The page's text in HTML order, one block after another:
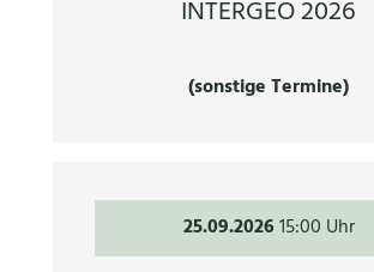
INTERGEO 2026
(sonstige Termine)
25.09.202615:00 Uhr